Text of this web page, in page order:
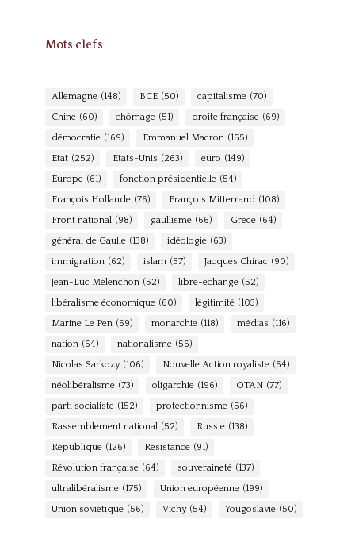
Mots clefs
Allemagne (148) BCE (50) capitalisme (70)
Chine (60) chômage (51) droite française (69)
démocratie (169) Emmanuel Macron (165)
Etat (252) Etats-Unis (263) euro (149)
Europe (61) fonction présidentielle (54)
François Hollande (76) François Mitterrand (108)
Front national (98) gaullisme (66) Grèce (64)
général de Gaulle (138) idéologie (63)
immigration (62) islam (57) Jacques Chirac (90)
Jean-Luc Mélenchon (52) libre-échange (52)
libéralisme économique (60) légitimité (103)
Marine Le Pen (69) monarchie (118) médias (116)
nation (64) nationalisme (56)
Nicolas Sarkozy (106) Nouvelle Action royaliste (64)
néolibéralisme (73) oligarchie (196) OTAN (77)
parti socialiste (152) protectionnisme (56)
Rassemblement national (52) Russie (138)
République (126) Résistance (91)
Révolution française (64) souveraineté (137)
ultralibéralisme (175) Union européenne (199)
Union soviétique (56) Vichy (54) Yougoslavie (50)